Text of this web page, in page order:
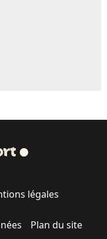
légales
Plan du site